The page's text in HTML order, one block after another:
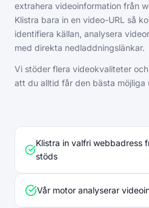
extrahera videoinformation från
Klistra bara in en video-URL så
identifiera källan, analysera
med direkta nedladdningslänkar.
Vi stöder flera videokvaliteter
att du alltid får den bästa möjliga
Klistra in valfri webbadress
stöds
Vår motor analyserar